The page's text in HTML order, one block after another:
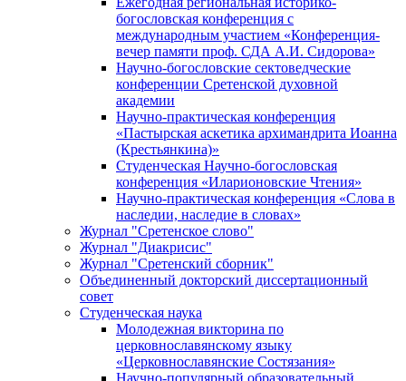
богословская конференция с
международным участием «Конференция-
вечер памяти проф. СДА А.И. Сидорова»
Научно-богословские сектоведческие
конференции Сретенской духовной
академии
Научно-практическая конференция
«Пастырская аскетика архимандрита Иоанна
(Крестьянкина)»
Студенческая Научно-богословская
конференция «Иларионовские Чтения»
Научно-практическая конференция «Cлова в
наследии, наследие в словах»
Журнал "Сретенское слово"
Журнал "Диакрисис"
Журнал "Сретенский сборник"
Объединенный докторский диссертационный
совет
Студенческая наука
Молодежная викторина по
церковнославянскому языку
«Церковнославянские Состязания»
Научно-популярный образовательный